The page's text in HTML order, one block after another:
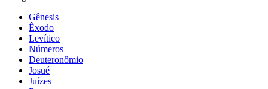
Gênesis
Êxodo
Levítico
Números
Deuteronômio
Josué
Juízes